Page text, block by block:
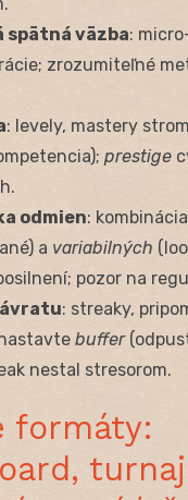
spätná väzba:
zrozumiteľné
: levely, mastery
prestige
odmien: kombinácia
a variabilných
pozor na
: streaky,
buffer
nestal stresorom.
formáty: